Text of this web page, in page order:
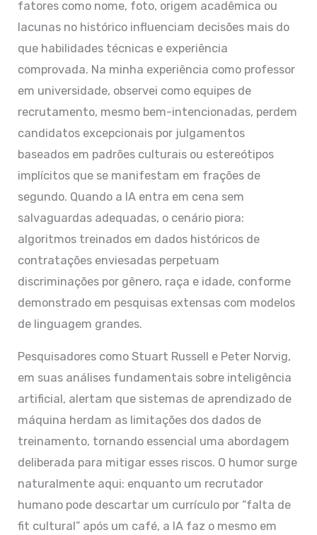
fatores como nome, foto, origem acadêmica ou
lacunas no histórico influenciam decisões mais do
que habilidades técnicas e experiência
comprovada. Na minha experiência como professor
em universidade, observei como equipes de
recrutamento, mesmo bem-intencionadas, perdem
candidatos excepcionais por julgamentos
baseados em padrões culturais ou estereótipos
implícitos que se manifestam em frações de
segundo. Quando a IA entra em cena sem
salvaguardas adequadas, o cenário piora:
algoritmos treinados em dados históricos de
contratações enviesadas perpetuam
discriminações por gênero, raça e idade, conforme
demonstrado em pesquisas extensas com modelos
de linguagem grandes.
Pesquisadores como Stuart Russell e Peter Norvig,
em suas análises fundamentais sobre inteligência
artificial, alertam que sistemas de aprendizado de
máquina herdam as limitações dos dados de
treinamento, tornando essencial uma abordagem
deliberada para mitigar esses riscos. O humor surge
naturalmente aqui: enquanto um recrutador
humano pode descartar um currículo por “falta de
fit cultural” após um café, a IA faz o mesmo em